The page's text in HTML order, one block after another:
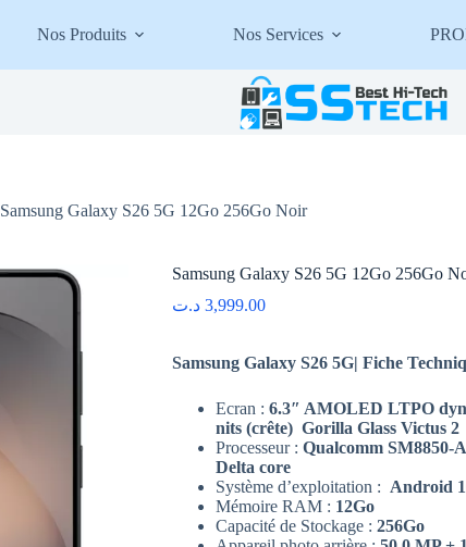
Nos Produits Nos Services
Samsung Galaxy S26 5G 12Go 256Go Noir
Samsung Galaxy S26 5G 12Go 256Go
3,999.00 د.ت
Samsung Galaxy S26 5G| Fiche
Ecran :6.3″ AMOLEDLTPO
nits (crête)Gorilla Glass Victus 2
Processeur :Qualcomm SM8850-
Delta core
Système d’exploitation : Android
Mémoire RAM : 12Go
Capacité de Stockage :256Go